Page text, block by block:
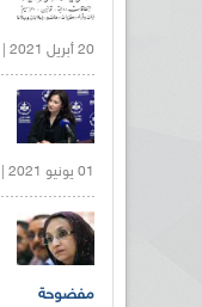
20 أبريل 2021 |
01 يونيو 2021 |
مفضوحة